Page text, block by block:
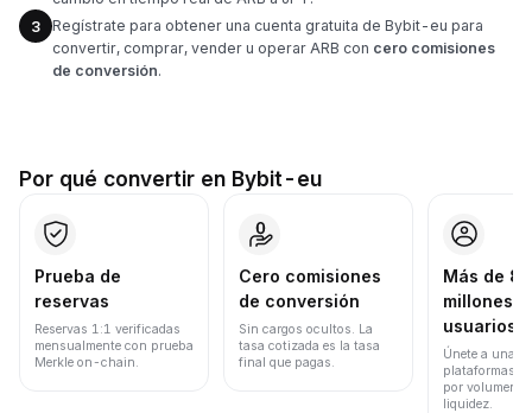
3
Regístrate para obtener una cuenta gratuita de Bybit-eu para
convertir, comprar, vender u operar ARB con cero comisiones
de conversión.
Por qué convertir en Bybit-eu
Prueba de
reservas
Reservas 1:1 verificadas
mensualmente con prueba
Merkle on-chain.
Cero comisiones
de conversión
Sin cargos ocultos. La
tasa cotizada es la tasa
final que pagas.
Más de 86
millones
usuarios
Únete a una
plataformas
por volumen
liquidez.